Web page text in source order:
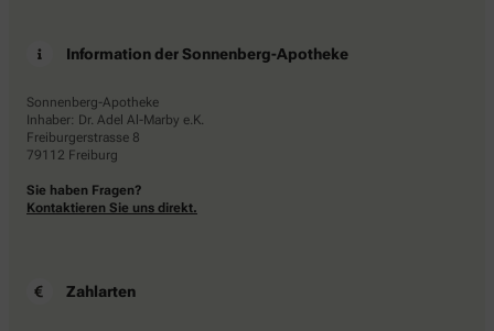
Information der Sonnenberg-Apotheke
Sonnenberg-Apotheke
Inhaber: Dr. Adel Al-Marby e.K.
Freiburgerstrasse 8
79112 Freiburg
Sie haben Fragen?
Kontaktieren Sie uns direkt.
Zahlarten